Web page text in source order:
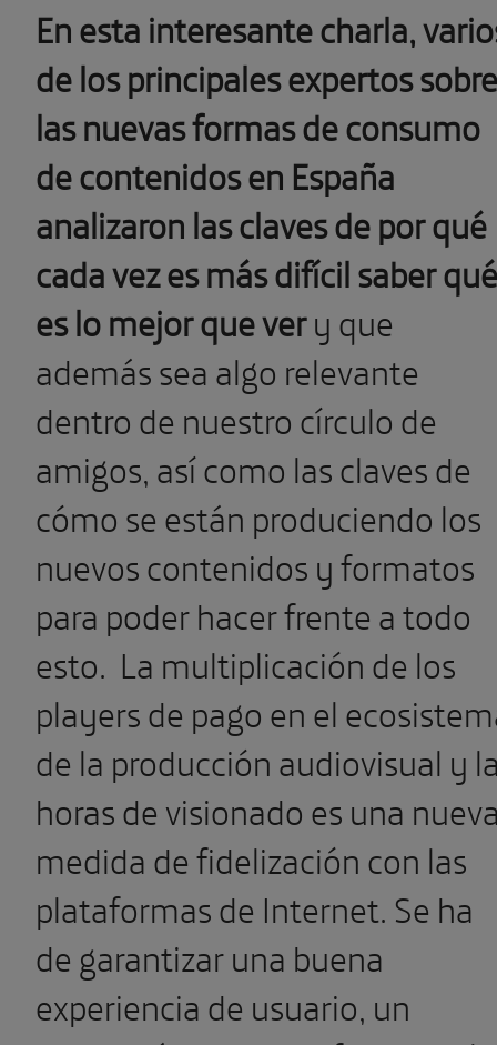
En esta interesante charla,
de los principales expertos sobre
las nuevas formas de consumo
de contenidos en España
analizaron las claves de por qué
cada vez es más difícil saber qué
es lo mejor que very que
además sea algo relevante
dentro de nuestro círculo de
amigos, así como las claves de
cómo se están produciendo los
nuevos contenidos y formatos
para poder hacer frente a todo
esto. La multiplicación de los
players de pago en el
de la producción audiovisual y
horas de visionado es una
medida de fidelización con las
plataformas de Internet. Se ha
de garantizar una buena
experiencia de usuario, un